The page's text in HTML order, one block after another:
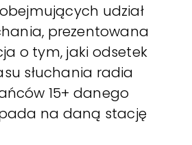
udział
prezentowana
o tym, jaki odsetek
słuchania radia
15+ danego
na daną stację